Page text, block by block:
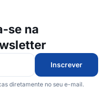
se na
Inscrever
diretamente no seu e-mail.